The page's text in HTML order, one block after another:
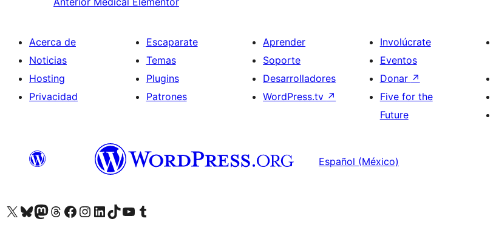
Acerca de
Noticias
Hosting
Privacidad
Escaparate
Temas
Plugins
Patrones
Aprender
Soporte
Desarrolladores
WordPress.tv ↗
Involúcrate
Eventos
Donar ↗
Five for the
Future
Español (México)
Visita nuestra cuenta de X (anteriormente Twitter)
Visita nuestra cuenta de Bluesky
Visita nuestra cuenta de Mastodon
Visita nuestra cuenta de Threads
Visita nuestra página de Facebook
Visita nuestra cuenta de Instagram
Visita nuestra cuenta de LinkedIn
Visita nuestra cuenta de TikTok
Visita nuestro canal de YouTube
Visita nuestra cuenta de Tumblr